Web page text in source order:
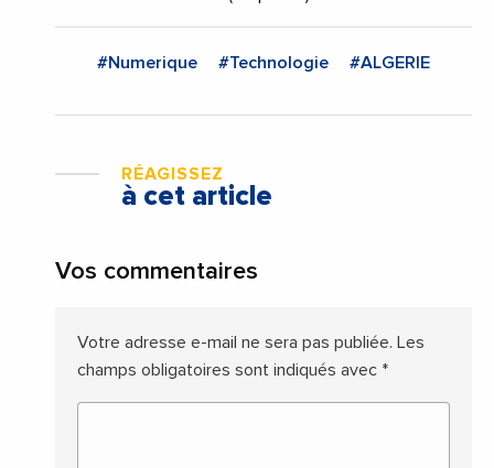
#Numerique #Technologie #ALGERIE
RÉAGISSEZ
à cet article
Vos commentaires
Votre adresse e-mail ne sera pas publiée. Les
champs obligatoires sont indiqués avec *